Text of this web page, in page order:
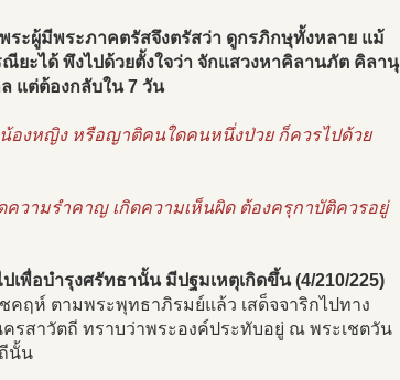
พระผู้มีพระภาคตรัสจึงตรัสว่า ดูกรภิกษุทั้งหลาย แม้
ยะได้ พึงไปด้วยตั้งใจว่า จักแสวงหาคิลานภัต คิลานุ
แต่ต้องกลับใน 7 วัน
องหญิง หรือญาติคนใดคนหนึ่งป่วย ก็ควรไปด้วย
วามรำคาญ เกิดความเห็นผิด ต้องครุกาบัติควรอยู่
พื่อบำรุงศรัทธานั้น มีปฐมเหตุเกิดขึ้น (4/210/225)
ฤห์ ตามพระพุทธาภิรมย์แล้ว เสด็จจาริกไปทาง
รสาวัตถี ทราบว่าพระองค์ประทับอยู่ ณ พระเชตวัน
นั้น